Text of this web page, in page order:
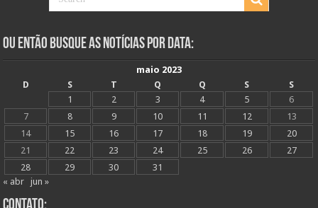
Ou Então Busque as Notícias Por Data:
maio 2023
D
S T Q Q S
S
1
2 3 4 5
6
7
8 9 10 11 12
13
14
15 16 17 18 19
20
21
22 23 24 25 26
27
28
29 30
31
« abr
jun »